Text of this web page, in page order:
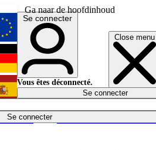
Ga naar de hoofdinhoud
Close menu
Se connecter
Économie
English
Deutsch
Español
Se connecter
Vous êtes déconnecté.
Se connecter